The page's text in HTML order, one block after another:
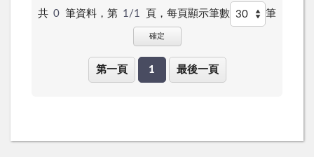
共 0 筆資料，第 1/1 頁， 每頁顯示筆數 筆
確定
第一頁 1 最後一頁